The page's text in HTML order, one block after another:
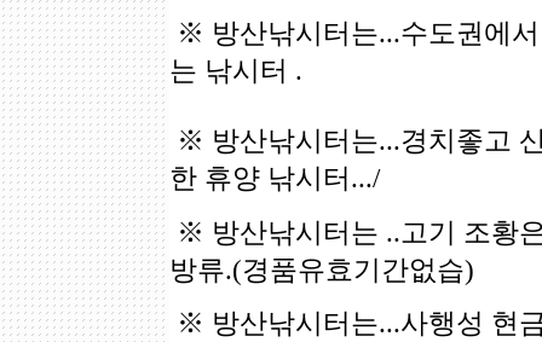
※ 방산낚시터는...수도권에
는 낚시터 .
※ 방산낚시터는...경치좋고
한 휴양 낚시터.../
※ 방산낚시터는 ..고기 조황
방류.(경품유효기간없습)
※ 방산낚시터는...사행성 현